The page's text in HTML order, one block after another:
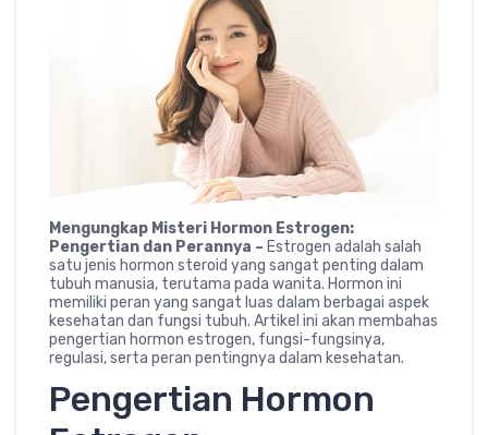
Mengungkap Misteri Hormon Estrogen:
Pengertian dan Perannya – Estrogen adalah salah
satu jenis hormon steroid yang sangat penting dalam
tubuh manusia, terutama pada wanita. Hormon ini
memiliki peran yang sangat luas dalam berbagai aspek
kesehatan dan fungsi tubuh. Artikel ini akan membahas
pengertian hormon estrogen, fungsi-fungsinya,
regulasi, serta peran pentingnya dalam kesehatan.
Pengertian Hormon